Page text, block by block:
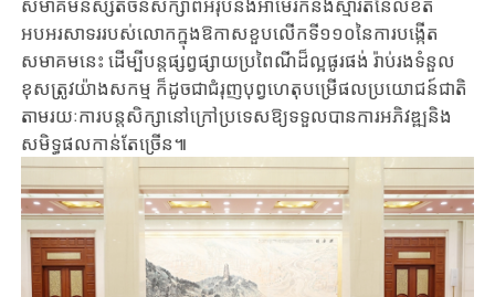
សមាគមនិស្សិត​ចិន​សិក្សា​ពី​អឺរ៉ុប​និង​អាមេរិក​និង​ស្មារតី​នៃ​លិ​ខិត​
អបអរ​សាទរ​របស់លោកក្នុងឱកាសខួបលើកទី១១០​នៃការបង្កើត
សមាគមនេះ ដើម្បី​ប​ន្ត​ផ្សព្វ​ផ្សាយ​ប្រពៃណីដ៏ល្អផូរ​ផង់ រ៉ាប់​រង​ទំនួល​
ខុសត្រូវយ៉ាងសកម្ម ក៏​ដូចជា​ជំរុញ​បុព្វ​ហេតុ​បម្រើ​ផល​ប្រ​យោ​ជ​ន៍​ជាតិ​
តាមរយៈការបន្ត​សិក្សានៅក្រៅប្រទេសឱ្យ​ទទួល​បាន​ការអភិវឌ្ឍ​និង​
សមិទ្ធ​ផលកាន់​តែ​ច្រើន​៕